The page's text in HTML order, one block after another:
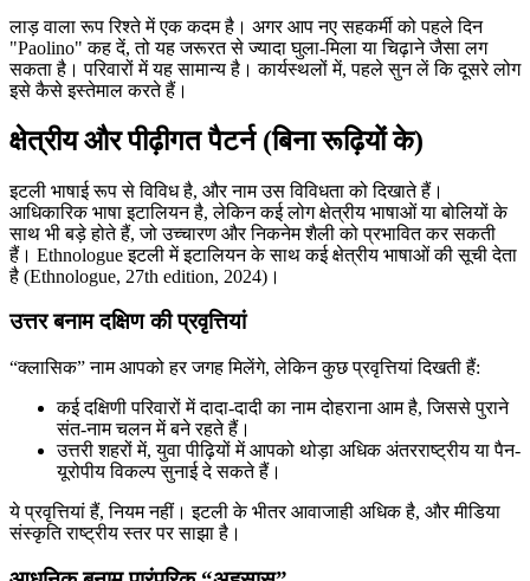
लाड़ वाला रूप रिश्ते में एक कदम है। अगर आप नए सहकर्मी को पहले दिन
"Paolino" कह दें, तो यह जरूरत से ज्यादा घुला-मिला या चिढ़ाने जैसा लग
सकता है। परिवारों में यह सामान्य है। कार्यस्थलों में, पहले सुन लें कि दूसरे लोग
इसे कैसे इस्तेमाल करते हैं।
क्षेत्रीय और पीढ़ीगत पैटर्न (बिना रूढ़ियों के)
इटली भाषाई रूप से विविध है, और नाम उस विविधता को दिखाते हैं।
आधिकारिक भाषा इटालियन है, लेकिन कई लोग क्षेत्रीय भाषाओं या बोलियों के
साथ भी बड़े होते हैं, जो उच्चारण और निकनेम शैली को प्रभावित कर सकती
हैं। Ethnologue इटली में इटालियन के साथ कई क्षेत्रीय भाषाओं की सूची देता
है (Ethnologue, 27th edition, 2024)।
उत्तर बनाम दक्षिण की प्रवृत्तियां
“क्लासिक” नाम आपको हर जगह मिलेंगे, लेकिन कुछ प्रवृत्तियां दिखती हैं:
कई दक्षिणी परिवारों में दादा-दादी का नाम दोहराना आम है, जिससे पुराने
संत-नाम चलन में बने रहते हैं।
उत्तरी शहरों में, युवा पीढ़ियों में आपको थोड़ा अधिक अंतरराष्ट्रीय या पैन-
यूरोपीय विकल्प सुनाई दे सकते हैं।
ये प्रवृत्तियां हैं, नियम नहीं। इटली के भीतर आवाजाही अधिक है, और मीडिया
संस्कृति राष्ट्रीय स्तर पर साझा है।